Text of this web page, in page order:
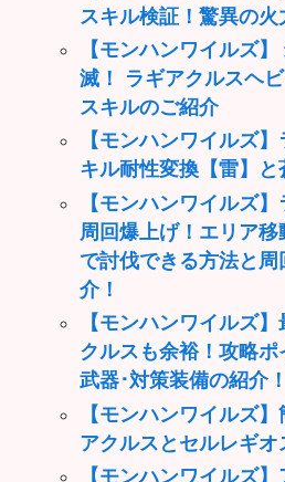
スキル検証！驚異の火
【モンハンワイルズ
滅！ ラギアクルスヘ
スキルのご紹介
【モンハンワイルズ
キル耐性変換【雷】と
【モンハンワイルズ
周回爆上げ！エリア
で討伐できる方法と
介！
【モンハンワイルズ
クルスも余裕！攻略
武器･対策装備の紹介！
【モンハンワイルズ
アクルスとセルレギオ
【モンハンワイルズ